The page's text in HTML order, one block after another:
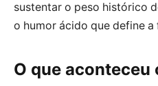
sustentar o peso histórico
o humor ácido que define a
O que aconteceu